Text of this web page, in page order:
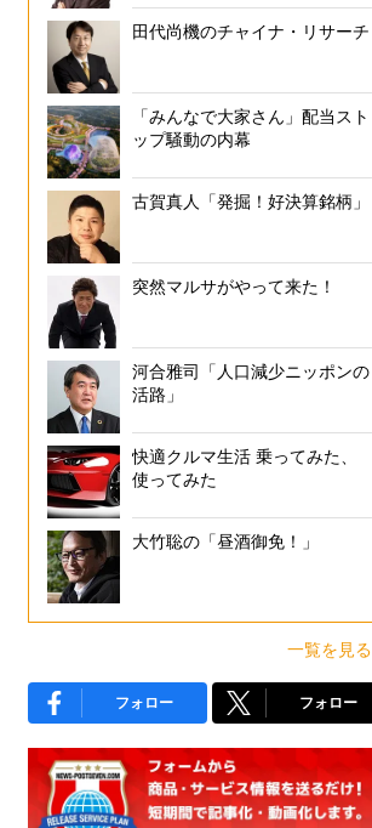
田代尚機のチャイナ・リサーチ
「みんなで大家さん」配当スト
ップ騒動の内幕
古賀真人「発掘！好決算銘柄」
突然マルサがやって来た！
河合雅司「人口減少ニッポンの
活路」
快適クルマ生活 乗ってみた、
使ってみた
大竹聡の「昼酒御免！」
一覧を見る
フォロー フォロー